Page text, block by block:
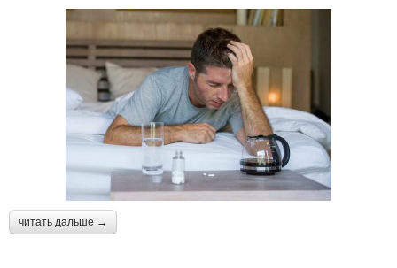
читать дальше →